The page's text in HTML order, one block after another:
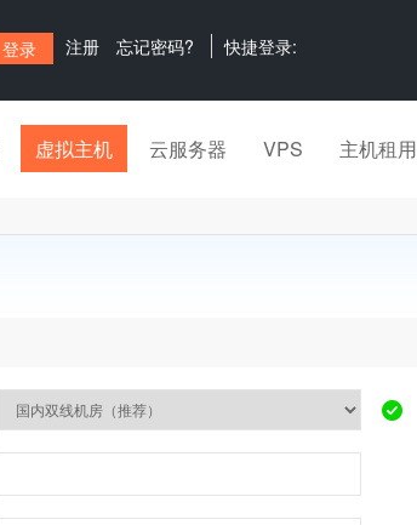
注册 忘记密码? 快捷登录:
虚拟主机 云服务器 VPS 主机租用